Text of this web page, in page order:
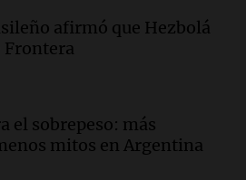
en transformación:
online y cae el
los locales
nos cuesta decir que no y
tiene ceder siempre
afirmó que Hezbolá
Frontera
el sobrepeso: más
mitos en Argentina